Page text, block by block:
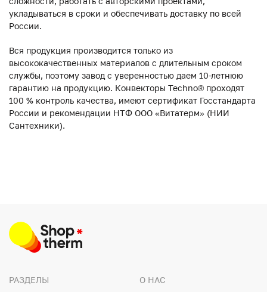
укладываться в сроки и обеспечивать доставку по всей
России.
Вся продукция производится только из
высококачественных материалов с длительным сроком
службы, поэтому завод с уверенностью даем 10-летнюю
гарантию на продукцию. Конвекторы Techno® проходят
100 % контроль качества, имеют сертификат Госстандарта
России и рекомендации НТФ ООО «Витатерм» (НИИ
Сантехники).
РАЗДЕЛЫ О НАС